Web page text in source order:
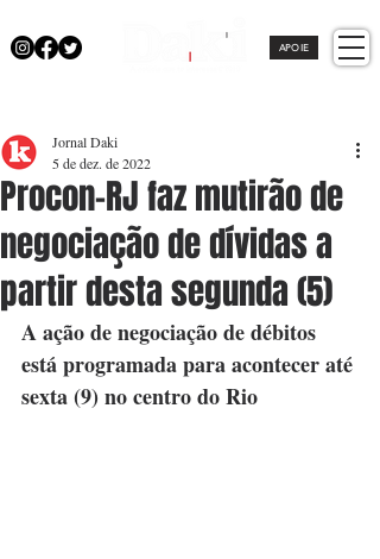
APOIE
Procon-RJ faz mutirão de
negociação de dívidas a
partir desta segunda (5)
Jornal Daki
5 de dez. de 2022
A ação de negociação de débitos
está programada para acontecer até
sexta (9) no centro do Rio